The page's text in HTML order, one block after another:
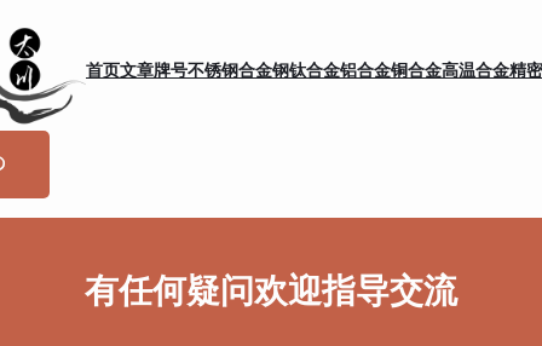
首页文章牌号不锈钢合金钢钛合金铝合金铜合金高温合金精
有任何疑问欢迎指导交流